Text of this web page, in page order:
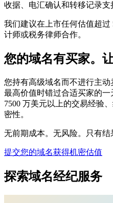
收据、电汇确认和转移记录支
我们建议在上市任何估值超过
计师或税务律师合作。
您的域名有买家。
您持有高级域名而不进行主
最高价值时错过合适买家的
7500 万美元以上的交易经验
密性。
无前期成本。无风险。只有结
提交您的域名获得机密估值
探索域名经纪服务